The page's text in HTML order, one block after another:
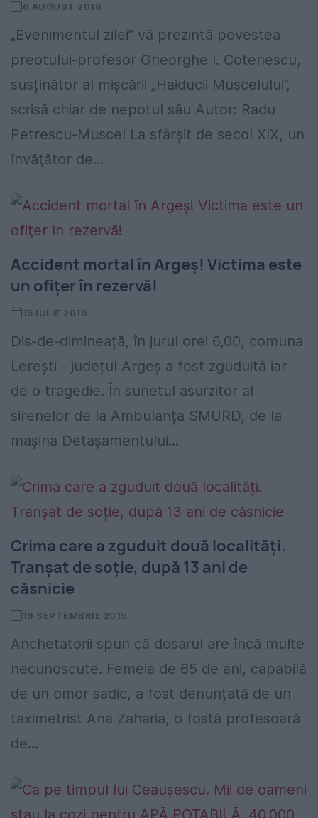
6 AUGUST 2016
„Evenimentul zilei” vă prezintă povestea
preotului-profesor Gheorghe I. Cotenescu,
susținător al mișcării „Haiducii Muscelului”,
scrisă chiar de nepotul său Autor: Radu
Petrescu-Muscel La sfârşit de secol XIX, un
învăţător de...
Accident mortal în Argeș! Victima este
un ofiţer în rezervă!
15 IULIE 2016
Dis-de-dimineață, în jurul orei 6,00, comuna
Lerești - județul Argeș a fost zguduită iar
de o tragedie. În sunetul asurzitor al
sirenelor de la Ambulanța SMURD, de la
mașina Detașamentului...
Crima care a zguduit două localități.
Tranșat de soție, după 13 ani de
căsnicie
19 SEPTEMBRIE 2015
Anchetatorii spun că dosarul are încă multe
necunoscute. Femeia de 65 de ani, capabilă
de un omor sadic, a fost denunțată de un
taximetrist Ana Zaharia, o fostă profesoară
de...